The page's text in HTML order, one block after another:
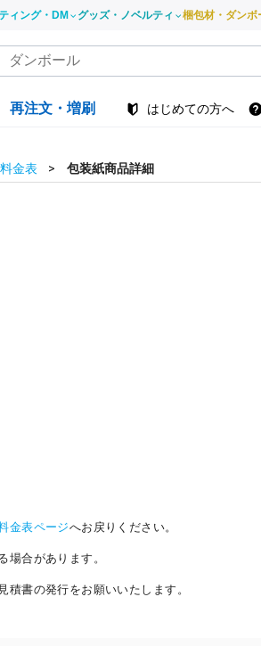
ィング・DM グッズ・ノベルティ 梱包材・ダンボ
再注文・増刷 はじめての方へ
金表 包装紙商品詳細
金表ページへお戻りください。
場合があります。
書の発行をお願いいたします。